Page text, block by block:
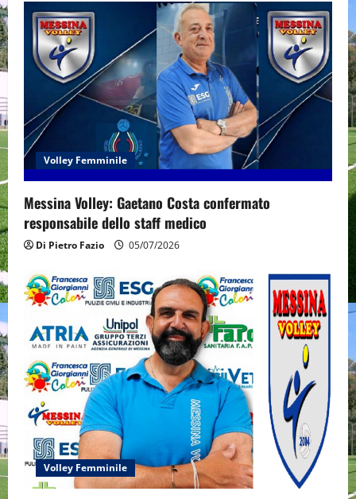
Volley Femminile
Messina Volley: Gaetano Costa confermato
responsabile dello staff medico
Di Pietro Fazio 05/07/2026
Volley Femminile